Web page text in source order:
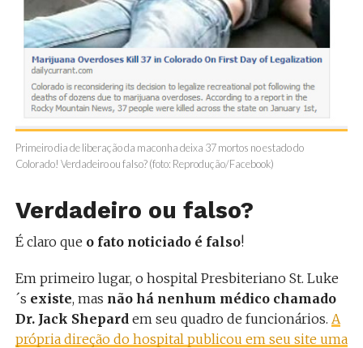
Primeiro dia de liberação da maconha deixa 37 mortos no estado do
Colorado! Verdadeiro ou falso? (foto: Reprodução/Facebook)
Verdadeiro ou falso?
É claro que o fato noticiado é falso!
Em primeiro lugar, o hospital Presbiteriano St. Luke
´s existe, mas não há nenhum médico chamado
Dr. Jack Shepard em seu quadro de funcionários. A
própria direção do hospital publicou em seu site uma